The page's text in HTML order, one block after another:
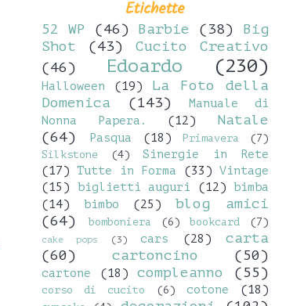
Etichette
52 WP (46) Barbie (38)
Big
Shot
(43)
Cucito Creativo
(46)
Edoardo (230)
Halloween (19)
La Foto della
Domenica
(143)
Manuale di
Nonna Papera.
(12)
Natale
(64)
Pasqua (18) Primavera
(7)
Silkstone
(4)
Sinergie in Rete
(17)
Tutte in Forma (33) Vintage
(15)
biglietti auguri (12) bimba
(14)
bimbo (25)
blog amici
(64)
bomboniera (6) bookcard (7)
cake pops (3) cars (28)
carta
(60)
cartoncino (50)
cartone (18) compleanno (55)
corso di cucito (6) cotone (18)